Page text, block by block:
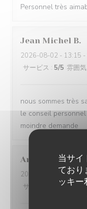
当サイ
ており
ッキ
Personnel très
Jean Michel B
2026-08-02 - 13:15 -
サービス : 5/5 雰囲気
nous sommes très
le conseil
moindre demande
Anne
2026-08-07
- 13:00
サービス
/5 雰囲気: